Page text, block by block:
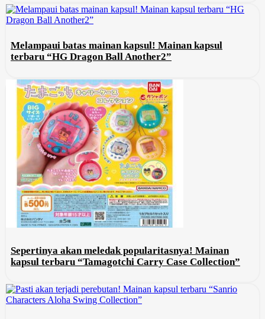
Melampaui batas mainan kapsul! Mainan kapsul
terbaru “HG Dragon Ball Another2”
Sepertinya akan meledak popularitasnya! Mainan
kapsul terbaru “Tamagotchi Carry Case Collection”